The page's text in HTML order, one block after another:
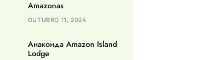
Amazonas
OUTUBRO 11, 2024
Анаконда Amazon Island
Lodge